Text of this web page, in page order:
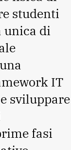
studenti
unica di
IT
sviluppare
fasi